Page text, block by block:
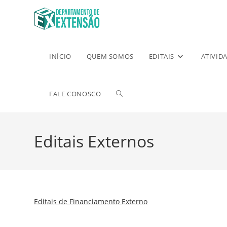
INÍCIO QUEM SOMOS EDITAIS
FALE CONOSCO
Editais Externos
Editais de Financiamento Externo